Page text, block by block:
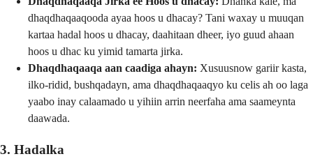
dhaqdhaqaaqooda ayaa hoos u dhacay? Tani waxay u muuqan
kartaa hadal hoos u dhacay, daahitaan dheer, iyo guud ahaan
hoos u dhac ku yimid tamarta jirka.
Dhaqdhaqaaqa aan caadiga ahayn: Xusuusnow gariir kasta,
ilko-ridid, bushqadayn, ama dhaqdhaqaaqyo ku celis ah oo laga
yaabo inay calaamado u yihiin arrin neerfaha ama saameynta
daawada.
3. Hadalka